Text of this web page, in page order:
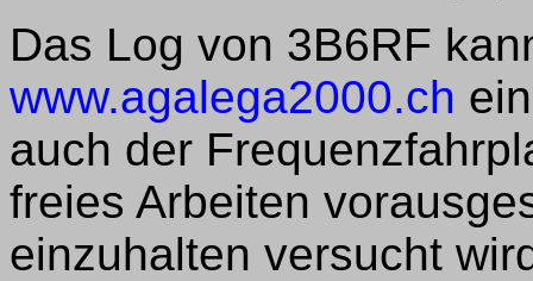
Das Log von 3B6RF
www.agalega2000.ch
auch der
freies Arbeiten
einzuhalten versucht